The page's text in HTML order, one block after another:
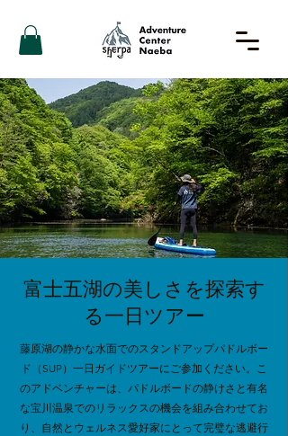
富士五湖の美しさを探索す
る一日ツアー
藤原湖の静かな水面でのスタンドアップパドルボー
ド（SUP）一日ガイドツアーにご参加ください。こ
のアドベンチャーは、パドルボードの静けさと有名
な宝川温泉でのリラックスの機会を組み合わせてお
り、自然とウェルネス愛好家にとって完璧な逃避行